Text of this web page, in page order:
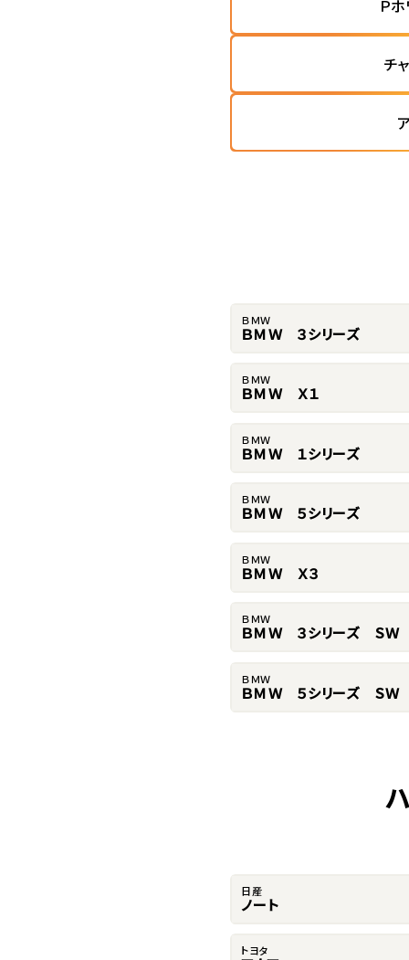
Ｐ
チ
ＢＭＷ
ＢＭＷ ３シリーズ
ＢＭＷ
ＢＭＷ Ｘ１
ＢＭＷ
ＢＭＷ １シリーズ
ＢＭＷ
ＢＭＷ ５シリーズ
ＢＭＷ
ＢＭＷ Ｘ３
ＢＭＷ
ＢＭＷ ３シリーズ ＳＷ
ＢＭＷ
ＢＭＷ ５シリーズ ＳＷ
日産
ノート
トヨタ